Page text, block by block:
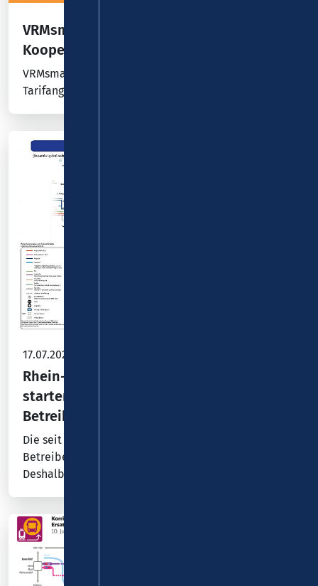
VRMsmart – das neue Tarifangebot in
Kooperation mit FAIRTIQ
VRMsmart, so heißt das neue, clevere und moderne
Tarifangebot des VRM.
17.07.2026
Rhein-Hunsrück-Kreis: 24 Buslinien
starten ab dem 01.08.2026 mit neuen
Betreibern im südlichen Kreisgebiet
Die seit 2021 bestehenden Verkehrsverträge mit dem
Betreiber der Linien laufen Ende Juli 2026 aus.
Deshalb war in Zusammenarbeit zwischen dem…